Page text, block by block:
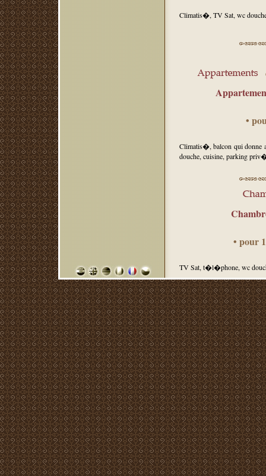
Climatis�, TV Sat, wc
•
Climatis�, balcon qui
douche, cuisine, parking
• pour
TV Sat, t�l�phone, wc